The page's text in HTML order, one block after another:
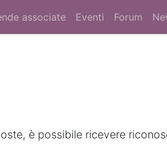
associate Eventi Forum
è possibile ricevere